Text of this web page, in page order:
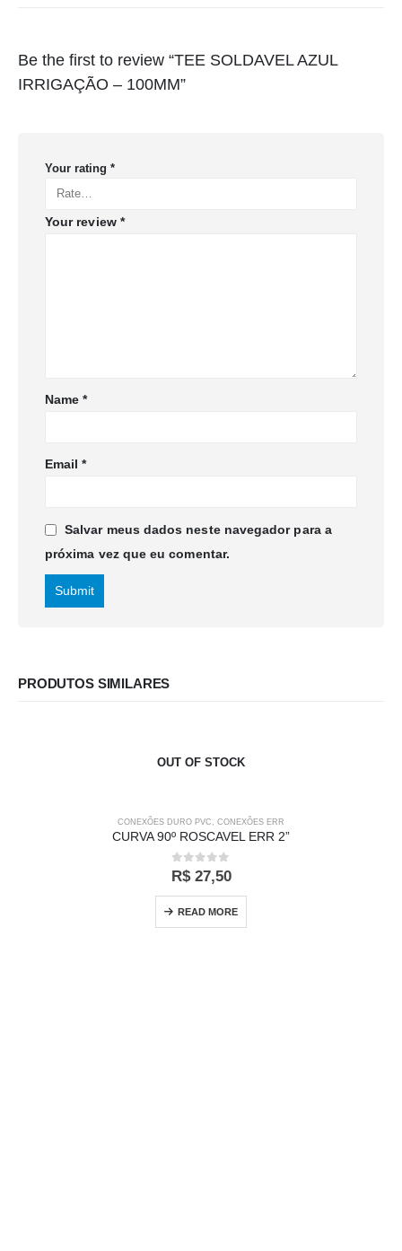
Be the first to review “TEE SOLDAVEL AZUL
IRRIGAÇÃO – 100MM”
Your rating *
Your review *
Name*
Email*
Salvar meus dados neste navegador para a
próxima vez que eu comentar.
PRODUTOS SIMILARES
OUT OF STOCK
CONEXÕES DURO PVC , CONEXÕES ERR
CURVA 90º ROSCAVEL ERR 2”
0out of 5
R$27,50
READ MORE